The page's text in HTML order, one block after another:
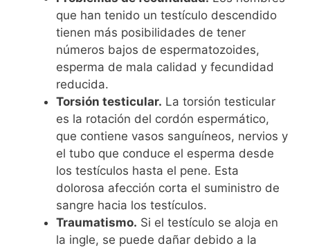
que han tenido un testículo descendido
tienen más posibilidades de tener
números bajos de espermatozoides,
esperma de mala calidad y fecundidad
reducida.
Torsión testicular. La torsión testicular
es la rotación del cordón espermático,
que contiene vasos sanguíneos, nervios y
el tubo que conduce el esperma desde
los testículos hasta el pene. Esta
dolorosa afección corta el suministro de
sangre hacia los testículos.
Traumatismo. Si el testículo se aloja en
la ingle, se puede dañar debido a la